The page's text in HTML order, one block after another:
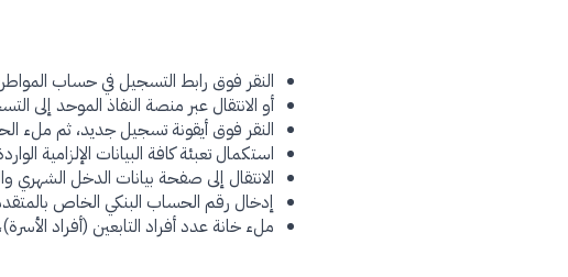
النقر فوق رابط التسجيل في حساب
أو الانتقال عبر منصة النفاذ الموحد
النقر فوق أيقونة تسجيل جديد، ثم ملء
استكمال تعبئة كافة البيانات الإلزامية
الانتقال إلى صفحة بيانات الدخل الشهري
إدخال رقم الحساب البنكي الخاص
ملء خانة عدد أفراد التابعين (أفراد